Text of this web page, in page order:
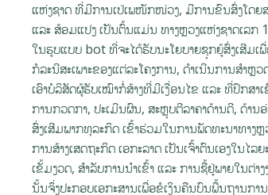
ແຫ່ງຊາດ ທີ່ມີການເປ່ເພໜັກໜ່ວງ, ມີການຂົນສົ່ງໂດຍ
ແລະ ສ້ອມແປງ ເປັນຕົ້ນແມ່ນ ທາງຫຼວງແຫ່ງຊາດເລກ
ໃນຮູບແບບ bot ທີ່ຈະໄດ້ຮັບນະໂຍບາຍຊຸກຍູ້ສົ່ງເສີມເ
ກໍລະນີສະເພາະຂອງແຕ່ລະໂຄງການ, ດໍາເນີນການສໍາ
ເອົາບໍລິສັດຜູ້ຮັບເໝົາກໍ່ສ້າງທີ່ມີເງື່ອນໄຂ ແລະ ທີ່ປຶກສາ
ການກວດກາ, ປະເມີນຜົນ, ສະຫຼຸບຕີລາຄາດ້ານດີ, ດ້າ
ສົ່ງເສີມພາກທຸລະກິດ ເຂົ້າຮ່ວມໃນການພັດທະນາທາງ
ການສ້າງເສດຖະກິດ ເອກະລາດ ເປັນເຈົ້າຕົນເອງໃນ
ເຂັ້ມງວດ, ສໍາລັບການນໍາເຂົ້າ ແລະ ການຊື້ຢູ່ພາຍໃນ
ນັ້ນຈຶ່ງປະກອບເອກະສານເພື່ອຂໍເງິນຄືນບົນພື້ນຖານກ